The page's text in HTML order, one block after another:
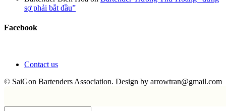
sợ phải bắt đầu”
Facebook
Contact us
© SaiGon Bartenders Association. Design by arrowtran@gmail.com